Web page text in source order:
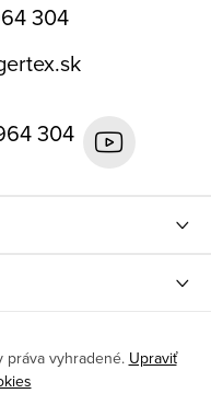
304
304
práva vyhradené. Upraviť